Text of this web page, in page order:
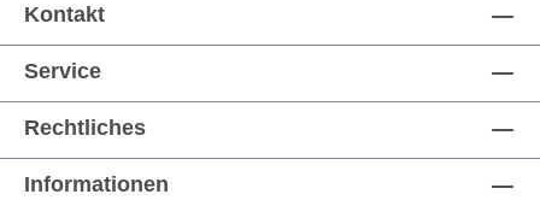
Kontakt
Service
Rechtliches
Informationen